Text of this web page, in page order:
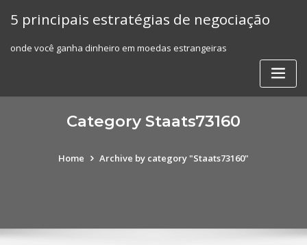
5 principais estratégias de negociação
onde você ganha dinheiro em moedas estrangeiras
Category Staats73160
Home Archive by category "Staats73160"